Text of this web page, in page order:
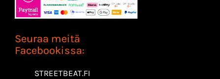
Seuraa meitä
Facebookissa:
STREETBEAT.FI